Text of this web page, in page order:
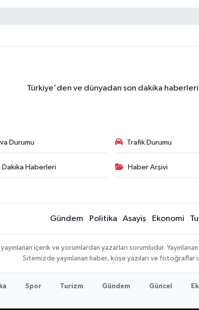
Türkiye'den ve dünyadan son dakika
Durumu Trafik Durumu
Dakika Haberleri Haber Arşivi
Gündem Politika Asayiş Ekonomi
içerik ve yorumlardan yazarları sorumludur.
Sitemizde yayınlanan haber, köşe yazıları ve fotoğraflar
Spor Turizm Gündem Güncel